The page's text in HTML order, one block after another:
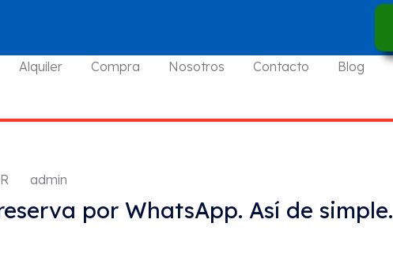
Alquiler Compra Nosotros Contacto
Blog
admin
por WhatsApp. Así de simple.